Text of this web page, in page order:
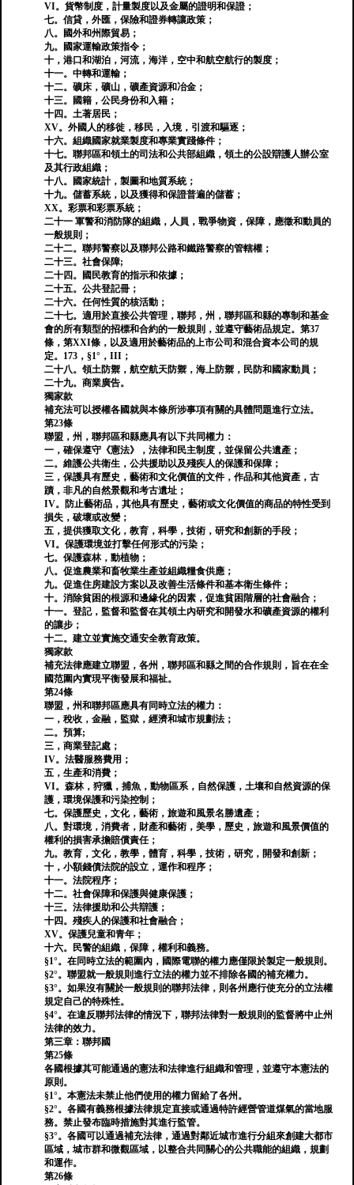
VI。貨幣制度，計量製度以及金屬的證明和保證；
七。信貸，外匯，保險和證券轉讓政策；
八。國外和州際貿易；
九。國家運輸政策指令；
十，港口和湖泊，河流，海洋，空中和航空航行的製度；
十一。中轉和運輸；
十二。礦床，礦山，礦產資源和冶金；
十三。國籍，公民身份和入籍；
十四。土著居民；
XV。外國人的移徙，移民，入境，引渡和驅逐；
十六。組織國家就業製度和專業實踐條件；
十七。聯邦區和領土的司法和公共部組織，領土的公設辯護人辦公室
及其行政組織；
十八。國家統計，製圖和地質系統；
十九。儲蓄系統，以及獲得和保證普遍的儲蓄；
XX。彩票和彩票系統；
二十一 軍警和消防隊的組織，人員，戰爭物資，保障，應徵和動員的
一般規則；
二十二。聯邦警察以及聯邦公路和鐵路警察的管轄權；
二十三。社會保障;
二十四。國民教育的指示和依據；
二十五。公共登記冊；
二十六。任何性質的核活動；
二十七。適用於直接公共管理，聯邦，州，聯邦區和縣的專制和基金
會的所有類型的招標和合約的一般規則，並遵守藝術品規定。第37
條，第XXI條，以及適用於藝術品的上市公司和混合資本公司的規
定。173，§1°，III；
二十八。領土防禦，航空航天防禦，海上防禦，民防和國家動員；
二十九。商業廣告。
獨家款
補充法可以授權各國就與本條所涉事項有關的具體問題進行立法。
第23條
聯盟，州，聯邦區和縣應具有以下共同權力：
一，確保遵守《憲法》，法律和民主制度，並保留公共遺產；
二。維護公共衛生，公共援助以及殘疾人的保護和保障；
三，保護具有歷史，藝術和文化價值的文件，作品和其他資產，古
蹟，非凡的自然景觀和考古遺址；
IV。防止藝術品，其他具有歷史，藝術或文化價值的商品的特性受到
損失，破壞或改變；
五，提供獲取文化，教育，科學，技術，研究和創新的手段；
VI。保護環境並打擊任何形式的污染；
七。保護森林，動植物；
八。促進農業和畜牧業生產並組織糧食供應；
九。促進住房建設方案以及改善生活條件和基本衛生條件；
十。消除貧困的根源和邊緣化的因素，促進貧困階層的社會融合；
十一。登記，監督和監督在其領土內研究和開發水和礦產資源的權利
的讓步；
十二。建立並實施交通安全教育政策。
獨家款
補充法律應建立聯盟，各州，聯邦區和縣之間的合作規則，旨在在全
國范圍內實現平衡發展和福祉。
第24條
聯盟，州和聯邦區應具有同時立法的權力：
一，稅收，金融，監獄，經濟和城市規劃法；
二。預算;
三，商業登記處；
IV。法醫服務費用；
五，生產和消費；
VI。森林，狩獵，捕魚，動物區系，自然保護，土壤和自然資源的保
護，環境保護和污染控制；
七。保護歷史，文化，藝術，旅遊和風景名勝遺產；
八。對環境，消費者，財產和藝術，美學，歷史，旅遊和風景價值的
權利的損害承擔賠償責任；
九。教育，文化，教學，體育，科學，技術，研究，開發和創新；
十，小額錢債法院的設立，運作和程序；
十一。法院程序；
十二。社會保障和保護與健康保護；
十三。法律援助和公共辯護；
十四。殘疾人的保護和社會融合；
XV。保護兒童和青年；
十六。民警的組織，保障，權利和義務。
§1°。在同時立法的範圍內，國際電聯的權力應僅限於製定一般規則。
§2°。聯盟就一般規則進行立法的權力並不排除各國的補充權力。
§3°。如果沒有關於一般規則的聯邦法律，則各州應行使充分的立法權
規定自己的特殊性。
§4°。在違反聯邦法律的情況下，聯邦法律對一般規則的監督將中止州
法律的效力。
第三章：聯邦國
第25條
各國根據其可能通過的憲法和法律進行組織和管理，並遵守本憲法的
原則。
§1°。本憲法未禁止他們使用的權力留給了各州。
§2°。各國有義務根據法律規定直接或通過特許經營管道煤氣的當地服
務。禁止發布臨時措施對其進行監管。
§3°。各國可以通過補充法律，通過對鄰近城市進行分組來創建大都市
區域，城市群和微觀區域，以整合共同關心的公共職能的組織，規劃
和運作。
第26條